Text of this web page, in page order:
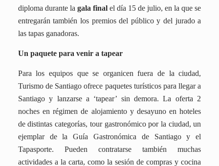
diploma durante la gala finalel día 15 de julio, en la que se
entregarán también los premios del público y del jurado a
las tapas ganadoras.
Un paquete para venir a tapear
Para los equipos que se organicen fuera de la ciudad,
Turismo de Santiago ofrece paquetes turísticos para llegar a
Santiago y lanzarse a ‘tapear’ sin demora. La oferta 2
noches en régimen de alojamiento y desayuno en hoteles
de distintas categorías, tour gastronómico por la ciudad, un
ejemplar de la Guía Gastronómica de Santiago y el
Tapasporte. Pueden contratarse también muchas
actividades a la carta, como la sesión de compras y cocina